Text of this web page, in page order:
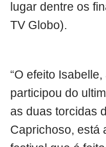
lugar dentre os
TV Globo).
“O efeito
participou do
as duas torcidas
Caprichoso, está